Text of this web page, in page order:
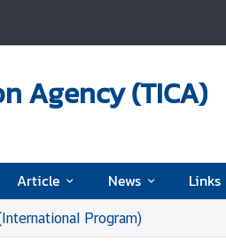
Agency (TICA)
Article News Links
Program)